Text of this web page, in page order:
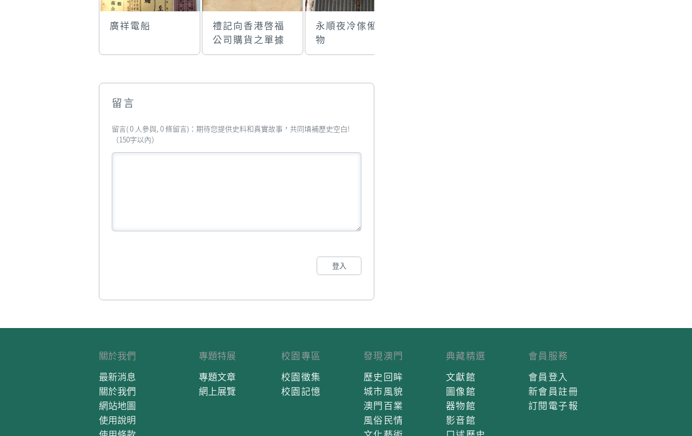
廣祥電船
禮記向香港啓福
公司購貨之單據
永順夜冷傢俬什
物
留言
留言( 0 人參與, 0 條留言)：期待您提供史料和真實故事，共同填補歷史空白!
（150字以內）
登入
關於我們
最新消息
關於我們
網站地圖
使用說明
專題特展
專題文章
網上展覽
校園專區
校園徵集
校園記憶
發現澳門
歷史回眸
城市風貌
澳門百業
風俗民情
典藏精選
文獻館
圖像館
器物館
影音館
會員服務
會員登入
新會員註冊
訂閱電子報